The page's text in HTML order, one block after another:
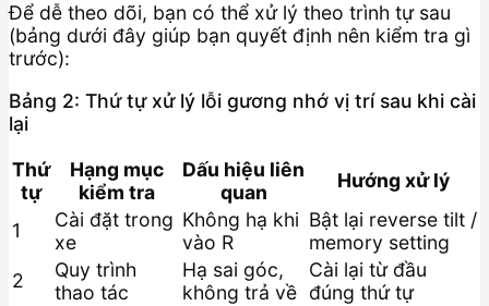
Để dễ theo dõi, bạn có thể xử lý theo trình tự sau
(bảng dưới đây giúp bạn quyết định nên kiểm tra gì
trước):
Bảng 2: Thứ tự xử lý lỗi gương nhớ vị trí sau khi cài
lại
Thứ
tự
Hạng mục
kiểm tra
Dấu hiệu liên
quan
Hướng xử lý
1
Cài đặt trong
xe
Không hạ khi
vào R
Bật lại reverse tilt /
memory setting
2
Quy trình
thao tác
Hạ sai góc,
không trả về
Cài lại từ đầu
đúng thứ tự